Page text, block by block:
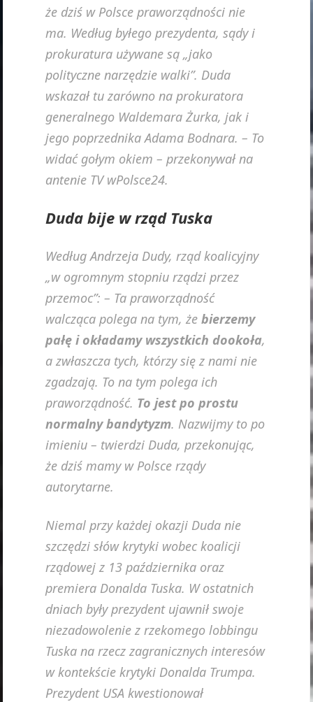
że dziś w Polsce praworządności nie
ma. Według byłego prezydenta, sądy i
prokuratura używane są „jako
polityczne narzędzie walki”. Duda
wskazał tu zarówno na prokuratora
generalnego Waldemara Żurka, jak i
jego poprzednika Adama Bodnara. – To
widać gołym okiem – przekonywał na
antenie TV wPolsce24.
Duda bije w rząd Tuska
Według Andrzeja Dudy, rząd koalicyjny
„w ogromnym stopniu rządzi przez
przemoc”: – Ta praworządność
walcząca polega na tym, żebierzemy
pałę i okładamy wszystkich dookoła,
a zwłaszcza tych, którzy się z nami nie
zgadzają. To na tym polega ich
praworządność. To jest po prostu
normalny bandytyzm. Nazwijmy to po
imieniu – twierdzi Duda, przekonując,
że dziś mamy w Polsce rządy
autorytarne.
Niemal przy każdej okazji Duda nie
szczędzi słów krytyki wobec koalicji
rządowej z 13 października oraz
premiera Donalda Tuska. W ostatnich
dniach były prezydent ujawnił swoje
niezadowolenie z rzekomego lobbingu
Tuska na rzecz zagranicznych interesów
w kontekście krytyki Donalda Trumpa.
Prezydent USA kwestionował